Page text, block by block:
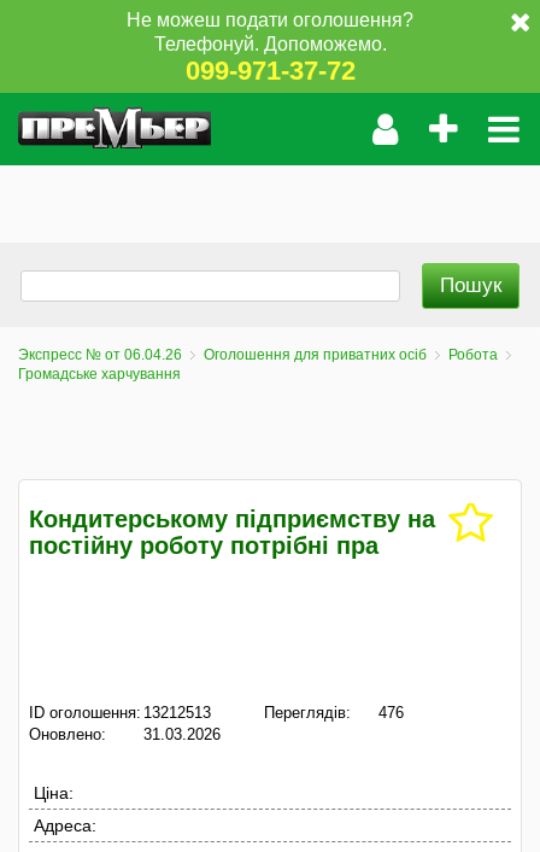
Не можеш подати оголошення?
Телефонуй. Допоможемо.
099-971-37-72
Экспресс № от 06.04.26 Оголошення для приватних осіб
Робота
Громадське харчування
Кондитерському підприємству на
постійну роботу потрібні пра
ID оголошення: 13212513
Оновлено:
31.03.2026
Переглядів: 476
Ціна:
Адреса: